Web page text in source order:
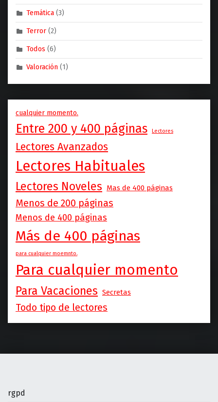
Temática (3)
Terror (2)
Todos (6)
Valoración (1)
cualquier momento.
Entre 200 y 400 páginas Lectores
Lectores Avanzados
Lectores Habituales
Lectores Noveles Mas de 400 páginas
Menos de 200 páginas
Menos de 400 páginas
Más de 400 páginas
para cualquier moemnto.
Para cualquier momento
Para Vacaciones Secretas
Todo tipo de lectores
rgpd